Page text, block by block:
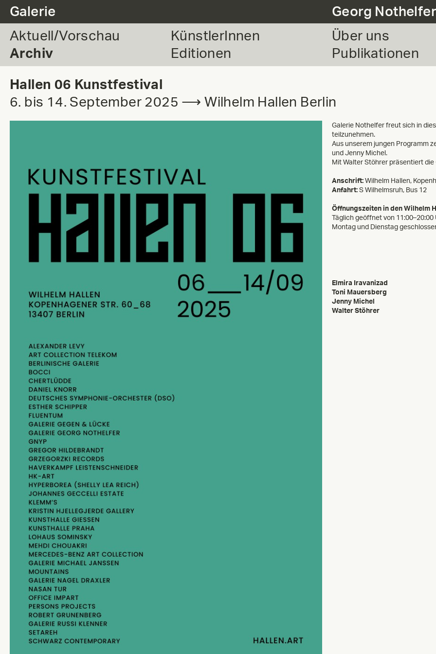
Galerie
Georg Nothelfer
Aktuell/Vorschau
Archiv
KünstlerInnen
Editionen
Über uns
Publikationen
Hallen 06 Kunstfestival
6. bis 14. September 2025 ⟶ Wilhelm Hallen Berlin
Galerie Nothelfer freut sich in
teilzunehmen.
Aus unserem jungen Programm
und Jenny Michel.
Mit Walter Stöhrer präsentiert
Anschrift: Wilhelm Hallen,
Anfahrt: S Wilhelmsruh, Bus 12
Öffnungszeiten in den Wilhelm
Täglich geöffnet von 11:00–20:00
Montag und Dienstag
Elmira Iravanizad
Toni Mauersberg
Jenny Michel
Walter Stöhrer